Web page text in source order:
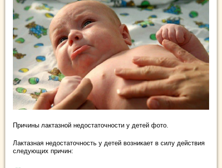
Причины лактазной недостаточности у детей фото.
Лактазная недостаточность у детей возникает в силу действия
следующих причин: